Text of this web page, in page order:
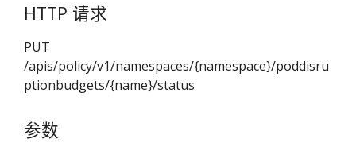
HTTP 请求
PUT
/apis/policy/v1/namespaces/{namespace}/poddisru
ptionbudgets/{name}/status
参数